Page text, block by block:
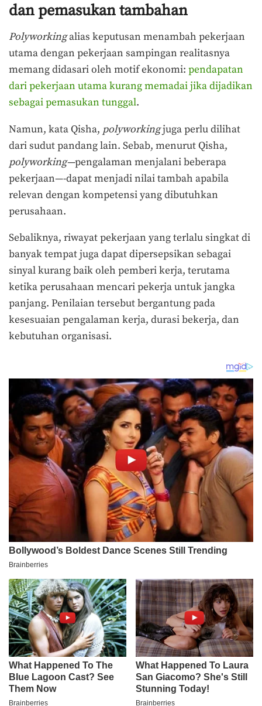
dan pemasukan tambahan
Polyworkingalias keputusan menambah pekerjaan
utama dengan pekerjaan sampingan realitasnya
memang didasari oleh motif ekonomi: pendapatan
dari pekerjaan utama kurang memadai jika dijadikan
sebagai pemasukan tunggal.
Namun, kata Qisha, polyworkingjuga perlu dilihat
dari sudut pandang lain. Sebab, menurut Qisha,
polyworking—pengalaman menjalani beberapa
pekerjaan—-dapat menjadi nilai tambah apabila
relevan dengan kompetensi yang dibutuhkan
perusahaan.
Sebaliknya, riwayat pekerjaan yang terlalu singkat di
banyak tempat juga dapat dipersepsikan sebagai
sinyal kurang baik oleh pemberi kerja, terutama
ketika perusahaan mencari pekerja untuk jangka
panjang. Penilaian tersebut bergantung pada
kesesuaian pengalaman kerja, durasi bekerja, dan
kebutuhan organisasi.